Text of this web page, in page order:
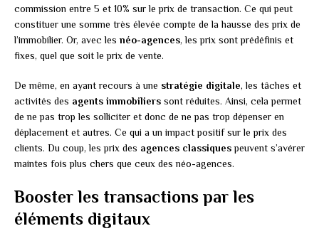
commission entre 5 et 10% sur le prix de transaction. Ce qui peut
constituer une somme très élevée compte de la hausse des prix de
l’immobilier. Or, avec les néo-agences, les prix sont prédéfinis et
fixes, quel que soit le prix de vente.
De même, en ayant recours à une stratégie digitale, les tâches et
activités des agents immobiliers sont réduites. Ainsi, cela permet
de ne pas trop les solliciter et donc de ne pas trop dépenser en
déplacement et autres. Ce qui a un impact positif sur le prix des
clients. Du coup, les prix des agences classiquespeuvent s’avérer
maintes fois plus chers que ceux des néo-agences.
Booster les transactions par les
éléments digitaux